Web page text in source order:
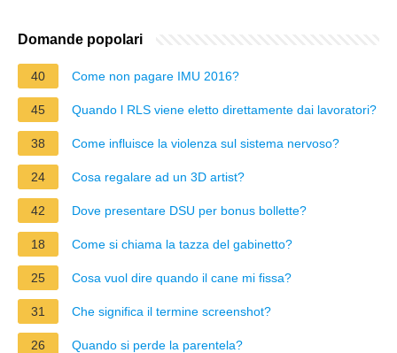
Domande popolari
40 Come non pagare IMU 2016?
45 Quando l RLS viene eletto direttamente dai lavoratori?
38 Come influisce la violenza sul sistema nervoso?
24 Cosa regalare ad un 3D artist?
42 Dove presentare DSU per bonus bollette?
18 Come si chiama la tazza del gabinetto?
25 Cosa vuol dire quando il cane mi fissa?
31 Che significa il termine screenshot?
26 Quando si perde la parentela?